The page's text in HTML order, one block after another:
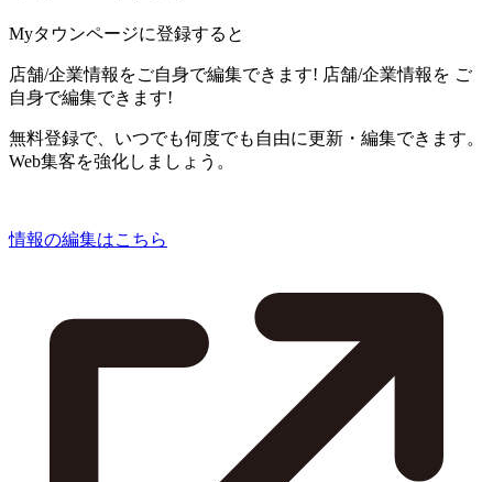
Myタウンページに登録すると
店舗/企業情報をご自身で編集できます! 店舗/企業情報を ご
自身で編集できます!
無料登録で、いつでも何度でも自由に更新・編集できます。
Web集客を強化しましょう。
情報の編集はこちら